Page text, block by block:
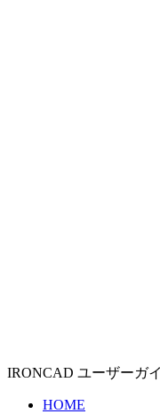
IRONCAD ユーザーガ
HOME